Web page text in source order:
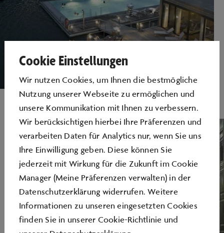
Cookie Einstellungen
Wir nutzen Cookies, um Ihnen die bestmögliche
Nutzung unserer Webseite zu ermöglichen und
unsere Kommunikation mit Ihnen zu verbessern.
Wir berücksichtigen hierbei Ihre Präferenzen und
verarbeiten Daten für Analytics nur, wenn Sie uns
Ihre Einwilligung geben. Diese können Sie
jederzeit mit Wirkung für die Zukunft im Cookie
Manager (Meine Präferenzen verwalten) in der
Datenschutzerklärung widerrufen. Weitere
Informationen zu unseren eingesetzten Cookies
finden Sie in unserer Cookie-Richtlinie und